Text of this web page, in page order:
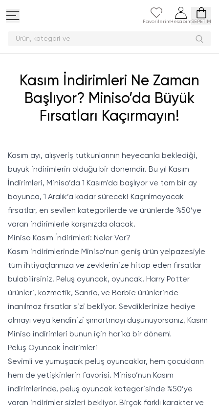
Favorilerim HesabımSEPETİM
Ürün, kategor
Kasım İndirimleri Ne Zaman
Başlıyor? Miniso’da Büyük
Fırsatları Kaçırmayın!
Kasım ayı, alışveriş tutkunlarının heyecanla beklediği,
büyük indirimlerin olduğu bir dönemdir. Bu yıl Kasım
İndirimleri, Miniso’da 1 Kasım'da başlıyor ve tam bir ay
boyunca, 1 Aralık’a kadar sürecek! Kaçırılmayacak
fırsatlar, en sevilen kategorilerde ve ürünlerde %50’ye
varan indirimlerle karşınızda olacak.
Miniso Kasım İndirimleri: Neler Var?
Kasım indirimlerinde Miniso’nun geniş ürün yelpazesiyle
tüm ihtiyaçlarınıza ve zevklerinize hitap eden fırsatlar
bulabilirsiniz. Peluş oyuncak, oyuncak, Harry Potter
ürünleri, kozmetik, Sanrio, ve Barbie ürünlerinde
inanılmaz fırsatlar sizi bekliyor. Sevdiklerinize hediye
almayı veya kendinizi şımartmayı düşünüyorsanız, Kasım
Miniso indirimleri bunun için harika bir dönem!
Peluş Oyuncak İndirimleri
Sevimli ve yumuşacık peluş oyuncaklar, hem çocukların
hem de yetişkinlerin favorisi. Miniso’nun Kasım
indirimlerinde, peluş oyuncak kategorisinde %50’ye
varan indirimler sizleri bekliyor. Birçok farklı karakter ve